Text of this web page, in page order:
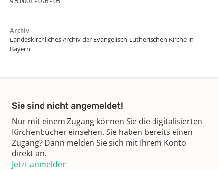
Archiv
Landeskirchliches Archiv der Evangelisch-Lutherischen Kirche in
Bayern
Sie sind nicht angemeldet!
Nur mit einem Zugang können Sie die digitalisierten
Kirchenbücher einsehen. Sie haben bereits einen
Zugang? Dann melden Sie sich mit Ihrem Konto
direkt an.
Jetzt anmelden